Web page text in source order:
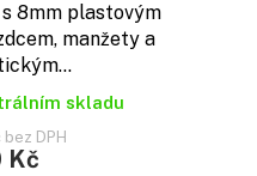
8mm plastovým
manžety a
skladu
DPH
Kč